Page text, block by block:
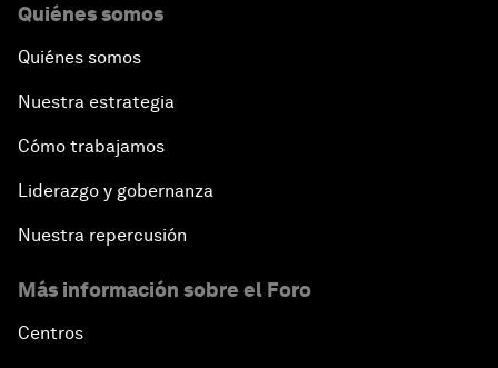
Quiénes somos
Quiénes somos
Nuestra estrategia
Cómo trabajamos
Liderazgo y gobernanza
Nuestra repercusión
Más información sobre el Foro
Centros